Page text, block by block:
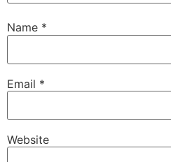
Name *
Email *
Website